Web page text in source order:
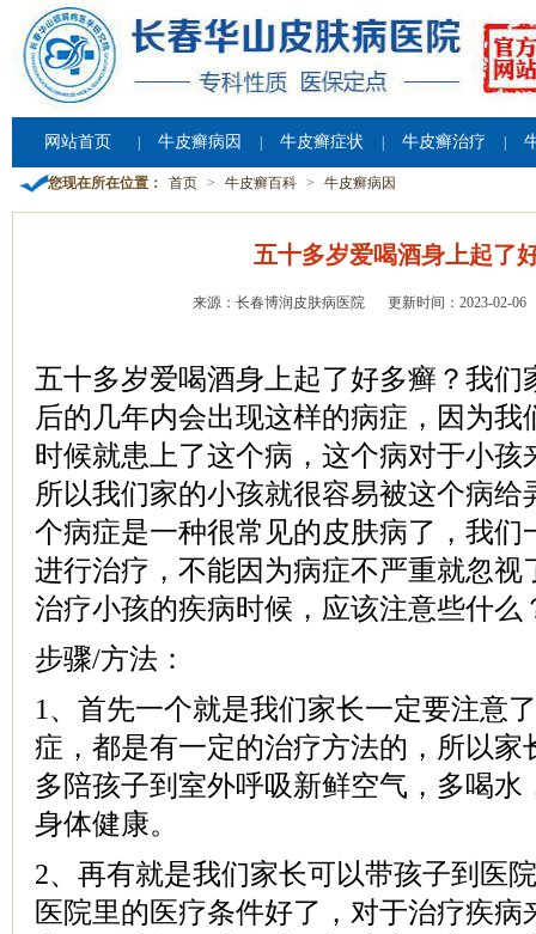
网站首页 牛皮癣病因 牛皮癣症状 牛皮癣治疗
您现在所在位置： 首页 > 牛皮癣百科 > 牛皮癣病因
五十多岁爱喝酒身上起了
来源：长春博润皮肤病医院 更新时间：2023-02-06
五十多岁爱喝酒身上起了好多癣？我们
后的几年内会出现这样的病症，因为我
时候就患上了这个病，这个病对于小孩
所以我们家的小孩就很容易被这个病给
个病症是一种很常见的皮肤病了，我们
进行治疗，不能因为病症不严重就忽视
治疗小孩的疾病时候，应该注意些什么
步骤/方法：
1、首先一个就是我们家长一定要注意
症，都是有一定的治疗方法的，所以家
多陪孩子到室外呼吸新鲜空气，多喝水
身体健康。
2、再有就是我们家长可以带孩子到医
医院里的医疗条件好了，对于治疗疾病